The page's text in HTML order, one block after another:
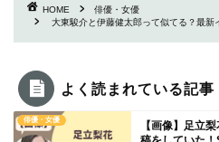
HOME
俳優・女優
大東駿介と伊藤健太郎って似てる？最新
よく読まれている記事
俳優・女優
【画像】足立